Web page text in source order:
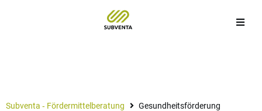
Subventa ‐ Fördermittelberatung Gesundheitsförderung